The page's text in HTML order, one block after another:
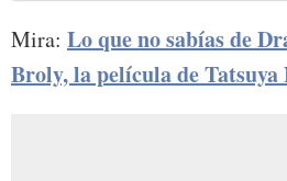
Mira: Lo que no sabías de
Broly, la película de Tatsuya